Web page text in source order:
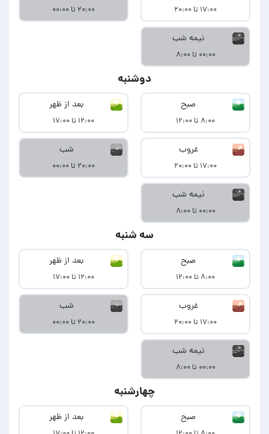
۱۷:۰۰ تا ۲۰:۰۰ ۲۰:۰۰ تا ۰۰:۰۰
نیمه شب
۰۰:۰۰ تا ۸:۰۰
دوشنبه
صبح
۸:۰۰ تا ۱۲:۰۰
بعد از ظهر
۱۲:۰۰ تا ۱۷:۰۰
غروب
۱۷:۰۰ تا ۲۰:۰۰
شب
۲۰:۰۰ تا ۰۰:۰۰
نیمه شب
۰۰:۰۰ تا ۸:۰۰
سه شنبه
صبح
۸:۰۰ تا ۱۲:۰۰
بعد از ظهر
۱۲:۰۰ تا ۱۷:۰۰
غروب
۱۷:۰۰ تا ۲۰:۰۰
شب
۲۰:۰۰ تا ۰۰:۰۰
نیمه شب
۰۰:۰۰ تا ۸:۰۰
چهارشنبه
صبح بعد از ظهر